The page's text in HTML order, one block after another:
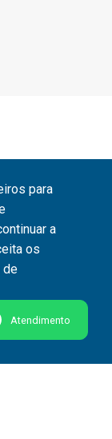
Atendimento
para
a
os
de